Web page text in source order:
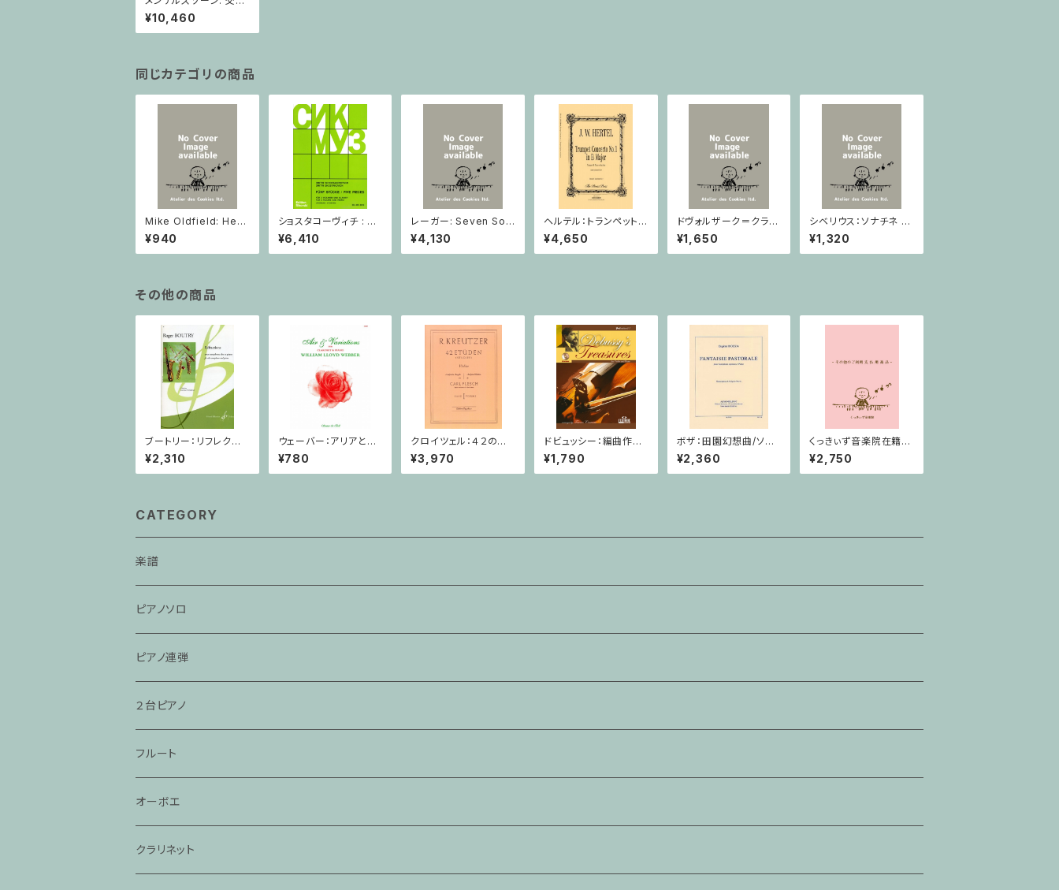
曲第3番 / フルスコア
¥10,460
同じカテゴリの商品
Mike Oldfield: Herg
est Ridge / ピアノ
¥940
ショスタコーヴィチ : 2
つのヴァイオリンとピア
ノのための 5つの小品 /
ヴァイオリン2とピアノ
¥6,410
レーガー: Seven Son
atas op. 91 Heft 2 /
ヴァイオリン
¥4,130
ヘルテル：トランペット協
奏曲第1番 変ホ長調/
トランペット・ピアノ
¥4,650
ドヴォルザーク＝クライ
スラー：スラヴ幻想曲 ロ
短調 from Op.55-4,
Op.75 / ヴァイオリン
¥1,650
シベリウス：ソナチネ ホ
長調 Op.80 / ヴァイオ
リンとピアノ
¥1,320
その他の商品
ブートリー：リフレクショ
ンズ/サクソフォーン・ピ
アノ
¥2,310
ウェーバー：アリアと変
奏/クラリネット・ピアノ
¥780
クロイツェル：４２の練
習曲 １巻 / ヴァイオリ
ン教本
¥3,970
ドビュッシー：編曲作品
集CD付 / ヴァイオリ
ン・ピアノ
¥1,790
ボザ：田園幻想曲/ソプ
ラノサクソフォーン・ピア
ノ
¥2,360
くっきぃず音楽院在籍
者 その他のご利用支
払用商品 おばけのぼ
うけん２巻
¥2,750
CATEGORY
楽譜
ピアノソロ
ピアノ連弾
２台ピアノ
フルート
オーボエ
クラリネット